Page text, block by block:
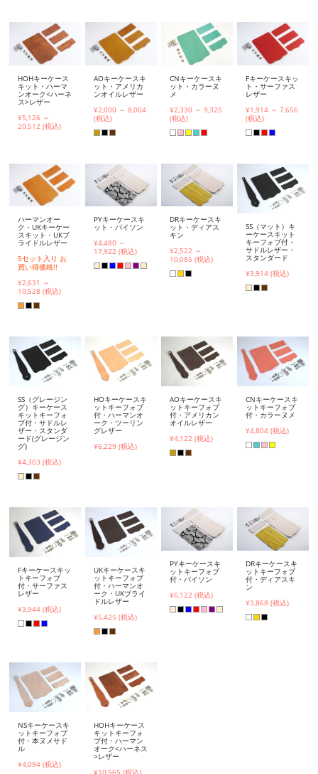
HOHキーケース
キット・ハーマ
ンオーク<ハーネ
ス>レザー
¥5,126 ～
20,512 (税込)
AOキーケースキ
ット・アメリカ
ンオイルレザー
¥2,000 ～ 8,004
(税込)
CNキーケースキ
ット・カラーヌ
メ
¥2,330 ～ 9,325
(税込)
Fキーケースキッ
ト・サーファス
レザー
¥1,914 ～ 7,656
(税込)
ハーマンオー
ク・UKキーケー
スキット・UKブ
ライドルレザー
5セット入り お
買い得価格!!
¥2,631 ～
10,528 (税込)
PYキーケースキ
ット・パイソン
¥4,480 ～
17,922 (税込)
DRキーケースキ
ット・ディアス
キン
¥2,522 ～
10,085 (税込)
SS（マット）キ
ーケースキット
キーフォブ付・
サドルレザー・
スタンダード
¥3,914 (税込)
SS（グレージン
グ）キーケース
キットキーフォ
ブ付・サドルレ
ザー・スタンダ
ード(グレージン
グ)
¥4,303 (税込)
HOキーケースキ
ットキーフォブ
付・ハーマンオ
ーク・ツーリン
グレザー
¥6,229 (税込)
AOキーケースキ
ットキーフォブ
付・アメリカン
オイルレザー
¥4,122 (税込)
CNキーケースキ
ットキーフォブ
付・カラーヌメ
¥4,804 (税込)
Fキーケースキッ
トキーフォブ
付・サーファス
レザー
¥3,944 (税込)
UKキーケースキ
ットキーフォブ
付・ハーマンオ
ーク・UKブライ
ドルレザー
¥5,425 (税込)
PYキーケースキ
ットキーフォブ
付・パイソン
¥6,122 (税込)
DRキーケースキ
ットキーフォブ
付・ディアスキ
ン
¥3,868 (税込)
NSキーケースキ
ットキーフォブ
付・本ヌメサド
ル
¥4,094 (税込)
HOHキーケース
キットキーフォ
ブ付・ハーマン
オーク<ハーネス
>レザー